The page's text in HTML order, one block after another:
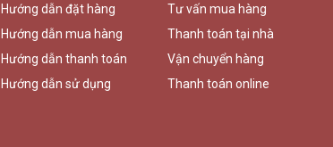
Hướng dẫn đặt hàng
Hướng dẫn mua hàng
Hướng dẫn thanh toán
Hướng dẫn sử dụng
Tư vấn mua hàng
Thanh toán tại nhà
Vận chuyển hàng
Thanh toán online